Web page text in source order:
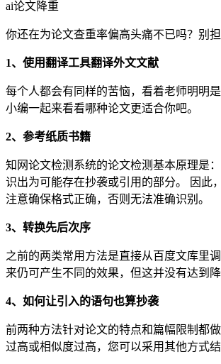
ai论文降重
你还在为论文查重率偏高头痛不已吗？别
1、使用翻译工具翻译外文文献
每个人都会有同样的苦恼，看着老师明明
小编一起来看看哪种论文更适合你吧。
2、参考纸质书籍
知网论文检测系统的论文检测基本原理是
识出为可能存在抄袭或引用的部分。 因此
注意确保格式正确，否则无法准确识别。
3、转换先后次序
之前的两类常用方法是直接从百度文库里
来仍可产生不同的效果，但这并没有达到降
4、如何让引入的语句也算抄袭
前两种方法针对论文的特点和篇幅限制都
过高或相似度过高，您可以采用其他方式